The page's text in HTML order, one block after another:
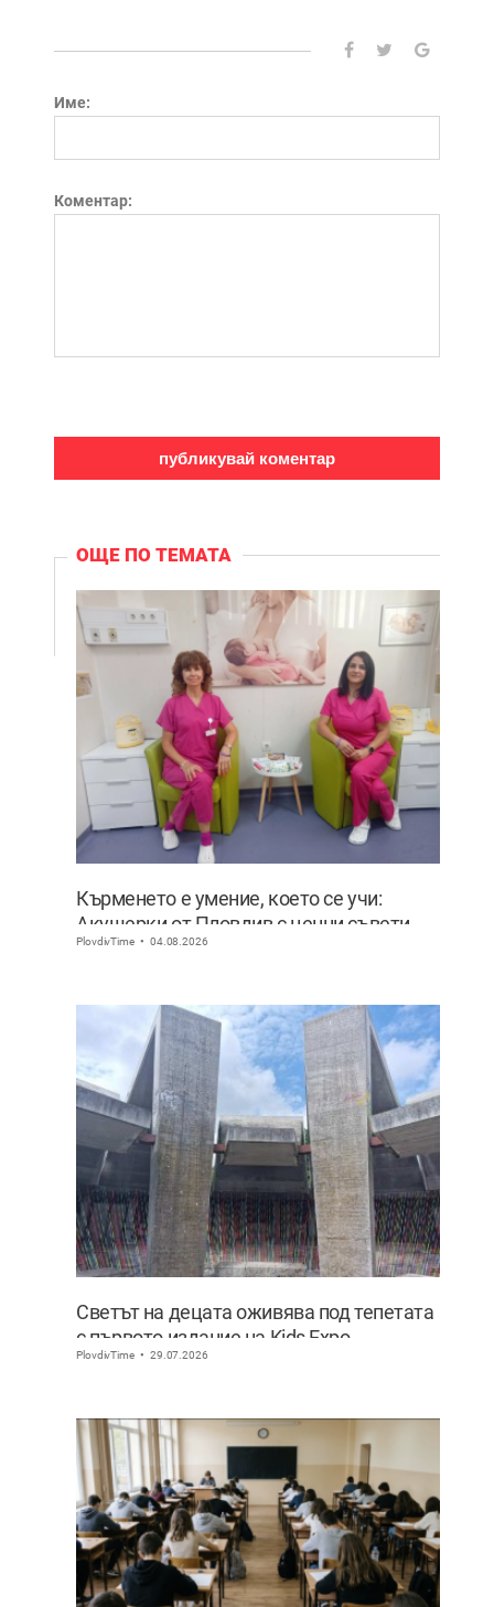
Име:
Коментар:
ОЩЕ ПО ТЕМАТА
Кърменето е умение, което се учи:
Акушерки от Пловдив с ценни съвети
към младите майки
PlovdivTime 04.08.2026
Светът на децата оживява под тепетата
с първото издание на Kids Expo
PlovdivTime 29.07.2026